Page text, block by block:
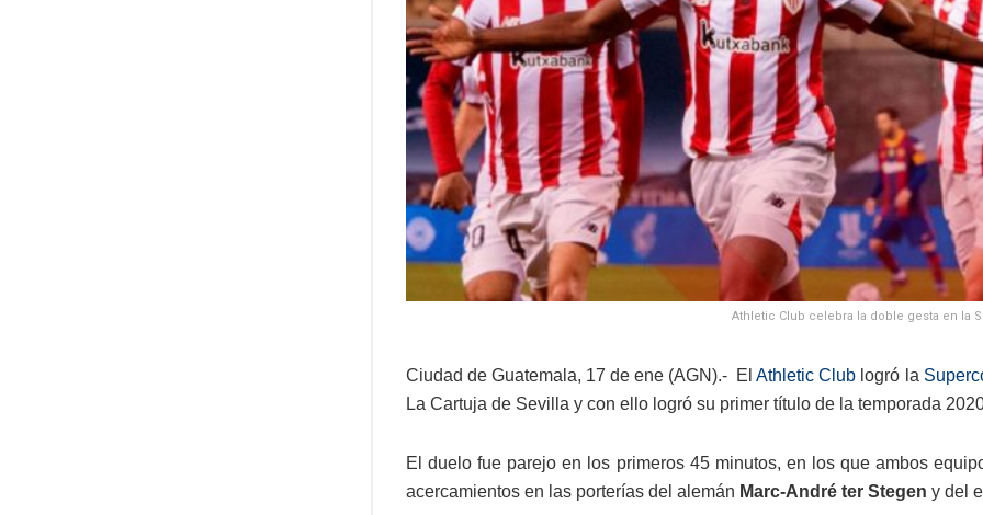
Athletic Club celebra la doble gesta en la
Ciudad de Guatemala, 17 de ene (AGN).- ElAthletic Club logró la
La Cartuja de Sevilla y con ello logró su primer título de la temporada
El duelo fue parejo en los primeros 45 minutos, en los que ambos
acercamientos en las porterías del alemán Marc-André ter Stegen y del